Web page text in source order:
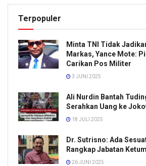
Terpopuler
Minta TNI Tidak
Markas, Yance Mote:
Carikan Pos Militer
3 JUNI 2025
Ali Nurdin Bantah
Serahkan Uang ke
18 JULI 2025
Dr. Sutrisno: Ada
Rangkap Jabatan
26 JUNI 2025